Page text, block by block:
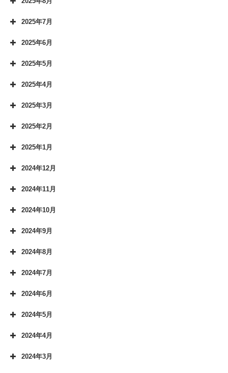
2025年7月
2025年6月
2025年5月
2025年4月
2025年3月
2025年2月
2025年1月
2024年12月
2024年11月
2024年10月
2024年9月
2024年8月
2024年7月
2024年6月
2024年5月
2024年4月
2024年3月